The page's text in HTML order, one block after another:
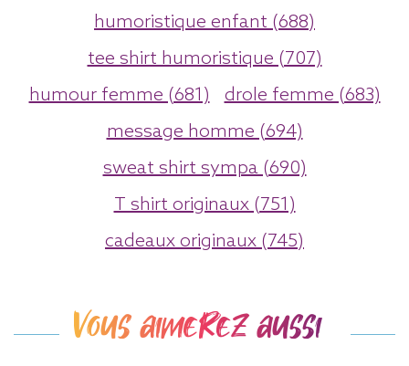
humoristique enfant (688)
tee shirt humoristique (707)
humour femme (681)
drole femme (683)
message homme (694)
sweat shirt sympa (690)
T shirt originaux (751)
cadeaux originaux (745)
Vous aimerez aussi